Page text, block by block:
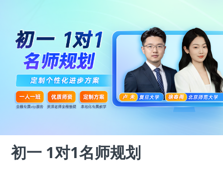
初一 1对1名师规划